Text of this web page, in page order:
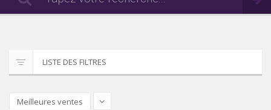
LISTE DES FILTRES
Meilleures ventes